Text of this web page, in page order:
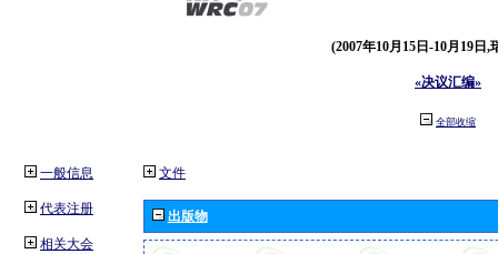
(2007年10月15日-10月19日,
«决议汇编»
全部收缩
一般信息
代表注册
相关大会
文件
出版物